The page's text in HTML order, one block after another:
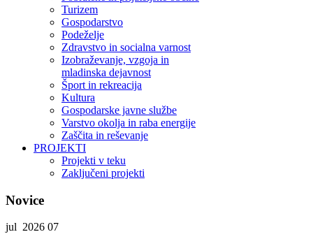
Turizem
Gospodarstvo
Podeželje
Zdravstvo in socialna varnost
Izobraževanje, vzgoja in
mladinska dejavnost
Šport in rekreacija
Kultura
Gospodarske javne službe
Varstvo okolja in raba energije
Zaščita in reševanje
PROJEKTI
Projekti v teku
Zaključeni projekti
Novice
jul 2026 07